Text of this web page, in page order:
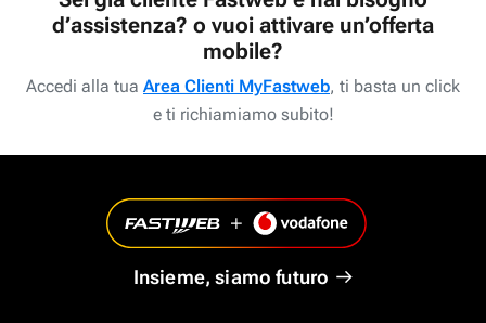
d’assistenza? o vuoi attivare un’offerta
mobile?
Accedi alla tua Area Clienti MyFastweb, ti basta un click
e ti richiamiamo subito!
Insieme, siamo futuro